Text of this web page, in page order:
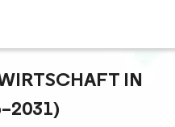
IN G